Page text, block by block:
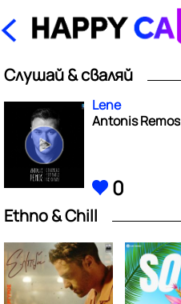
Слушай & сваляй
Lene
Antonis Remos
0
Ethno & Chill